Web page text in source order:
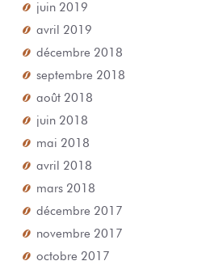
juin 2019
avril 2019
décembre 2018
septembre 2018
août 2018
juin 2018
mai 2018
avril 2018
mars 2018
décembre 2017
novembre 2017
octobre 2017